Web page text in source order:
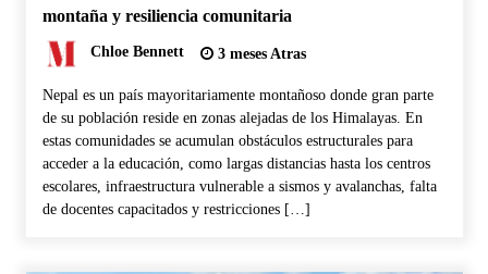
montaña y resiliencia comunitaria
Chloe Bennett 3 meses Atras
Nepal es un país mayoritariamente montañoso donde gran parte
de su población reside en zonas alejadas de los Himalayas. En
estas comunidades se acumulan obstáculos estructurales para
acceder a la educación, como largas distancias hasta los centros
escolares, infraestructura vulnerable a sismos y avalanchas, falta
de docentes capacitados y restricciones […]